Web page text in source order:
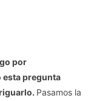
por
esta pregunta
Pasamos la